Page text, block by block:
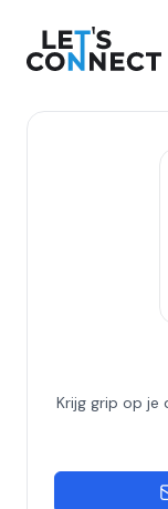
Let's Connect
Krijg grip op je